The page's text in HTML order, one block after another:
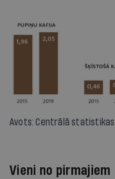
Avots: Centrālā
Vieni no pirmajiem